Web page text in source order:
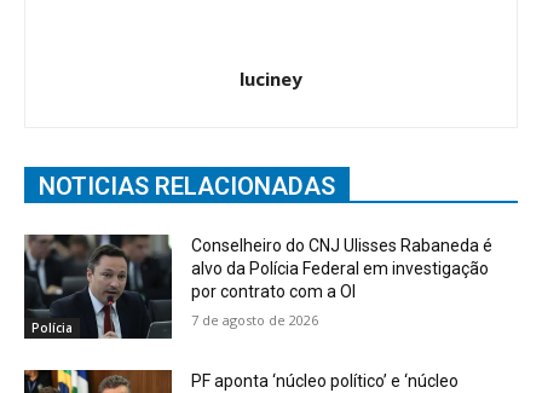
luciney
NOTICIAS RELACIONADAS
Polícia
Conselheiro do CNJ Ulisses Rabaneda é
alvo da Polícia Federal em investigação
por contrato com a OI
7 de agosto de 2026
PF aponta ‘núcleo político’ e ‘núcleo